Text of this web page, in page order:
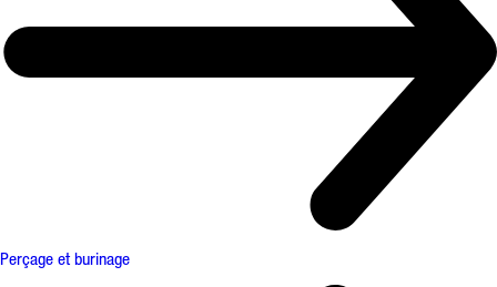
Perçage et burinage